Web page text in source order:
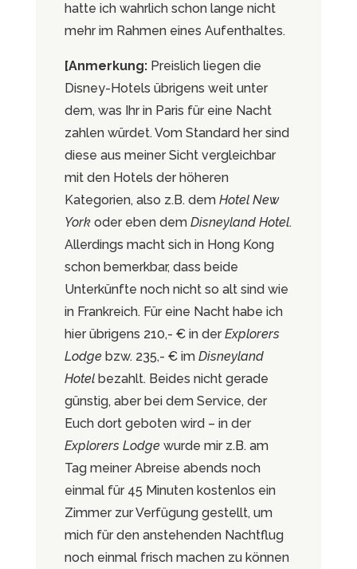
hatte ich wahrlich schon lange nicht
mehr im Rahmen eines Aufenthaltes.
[Anmerkung:Preislich liegen die
Disney-Hotels übrigens weit unter
dem, was Ihr in Paris für eine Nacht
zahlen würdet. Vom Standard her sind
diese aus meiner Sicht vergleichbar
mit den Hotels der höheren
Kategorien, also z.B. dem Hotel New
Yorkoder eben dem Disneyland Hotel.
Allerdings macht sich in Hong Kong
schon bemerkbar, dass beide
Unterkünfte noch nicht so alt sind wie
in Frankreich. Für eine Nacht habe ich
hier übrigens 210,- € in derExplorers
Lodgebzw. 235,- € im Disneyland
Hotelbezahlt. Beides nicht gerade
günstig, aber bei dem Service, der
Euch dort geboten wird – in der
Explorers Lodgewurde mir z.B. am
Tag meiner Abreise abends noch
einmal für 45 Minuten kostenlos ein
Zimmer zur Verfügung gestellt, um
mich für den anstehenden Nachtflug
noch einmal frisch machen zu können